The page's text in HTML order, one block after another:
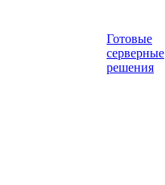
Готовые
серверные
решения